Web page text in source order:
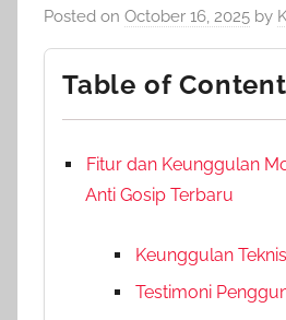
Posted on October 16, 2025 by
Table of
Fitur dan Keunggulan
Anti Gosip Terbaru
Keunggulan Teknis
Testimoni